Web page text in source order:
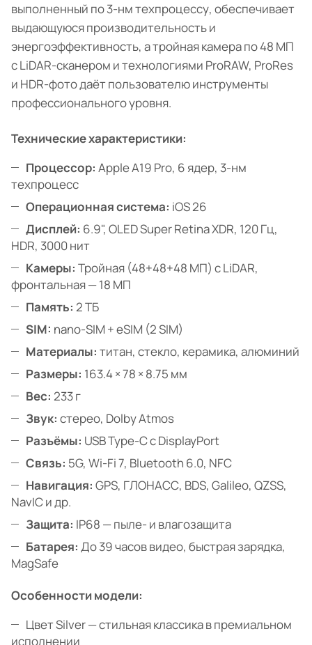
выполненный по 3-нм техпроцессу, обеспечивает
выдающуюся производительность и
энергоэффективность, а тройная камера по 48 МП
с LiDAR-сканером и технологиями ProRAW, ProRes
и HDR-фото даёт пользователю инструменты
профессионального уровня.
Технические характеристики:
Процессор: Apple A19 Pro, 6 ядер, 3-нм
техпроцесс
Операционная система: iOS 26
Дисплей: 6.9", OLED Super Retina XDR, 120 Гц,
HDR, 3000 нит
Камеры: Тройная (48+48+48 МП) с LiDAR,
фронтальная — 18 МП
Память: 2 ТБ
SIM: nano-SIM + eSIM (2 SIM)
Материалы: титан, стекло, керамика, алюминий
Размеры: 163.4 × 78 × 8.75 мм
Вес: 233 г
Звук: стерео, Dolby Atmos
Разъёмы: USB Type-C с DisplayPort
Связь: 5G, Wi-Fi 7, Bluetooth 6.0, NFC
Навигация: GPS, ГЛОНАСС, BDS, Galileo, QZSS,
NavIC и др.
Защита: IP68 — пыле- и влагозащита
Батарея: До 39 часов видео, быстрая зарядка,
MagSafe
Особенности модели:
Цвет Silver — стильная классика в премиальном
исполнении